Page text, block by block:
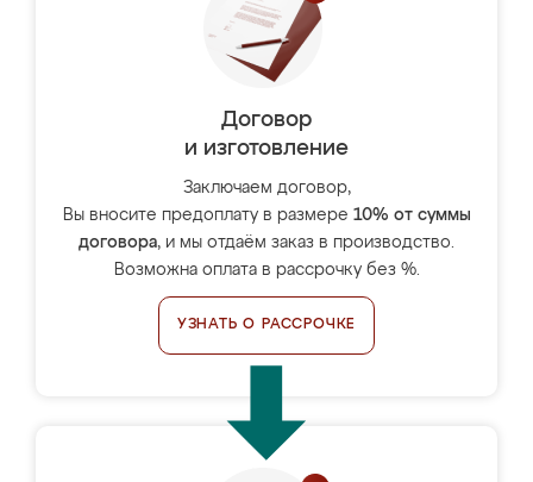
Договор
и изготовление
Заключаем договор,
Вы вносите предоплату в размере 10% от суммы
договора, и мы отдаём заказ в производство.
Возможна оплата в рассрочку без %.
УЗНАТЬ О РАССРОЧКЕ